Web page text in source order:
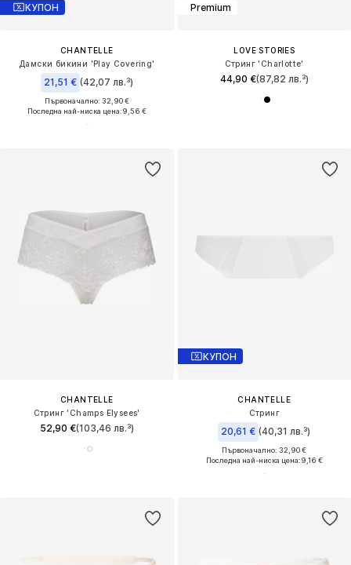
КУПОН
CHANTELLE
Дамски бикини 'Play Covering'
21,51 € (42,07 лв.³)
Първоначално: 32,90 €
Последна най-ниска цена:9,56 €
Premium
LOVE STORIES
Стринг 'Charlotte'
44,90 €(87,82 лв.³)
CHANTELLE
Стринг 'Champs Elysees'
52,90 €(103,46 лв.³)
КУПОН
CHANTELLE
Стринг
20,61 € (40,31 лв.³)
Първоначално: 32,90 €
Последна най-ниска цена:9,16 €